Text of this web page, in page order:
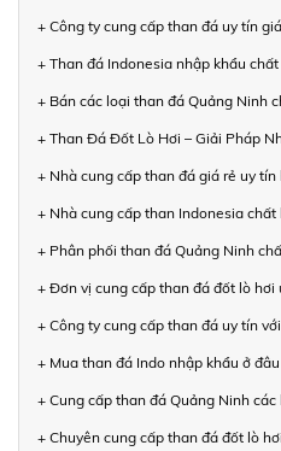
+ Công ty cung cấp than đá uy tín
+ Than đá Indonesia nhập khẩu
+ Bán các loại than đá Quảng Ninh
+ Than Đá Đốt Lò Hơi – Giải Pháp
+ Nhà cung cấp than đá giá rẻ uy
+ Nhà cung cấp than Indonesia
+ Phân phối than đá Quảng Ninh
+ Đơn vị cung cấp than đá đốt lò
+ Công ty cung cấp than đá uy tín
+ Mua than đá Indo nhập khẩu ở
+ Cung cấp than đá Quảng Ninh
+ Chuyên cung cấp than đá đốt lò